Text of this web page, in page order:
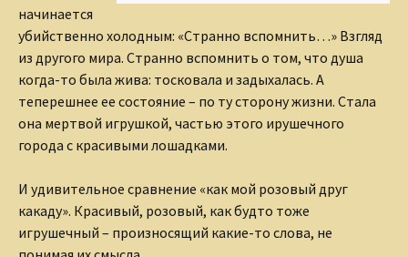
начинается
убийственно холодным: «Странно вспомнить…» Взгляд
из другого мира. Странно вспомнить о том, что душа
когда-то была жива: тосковала и задыхалась. А
теперешнее ее состояние – по ту сторону жизни. Стала
она мертвой игрушкой, частью этого ирушечного
города с красивыми лошадками.
И удивительное сравнение «как мой розовый друг
какаду». Красивый, розовый, как будто тоже
игрушечный – произносящий какие-то слова, не